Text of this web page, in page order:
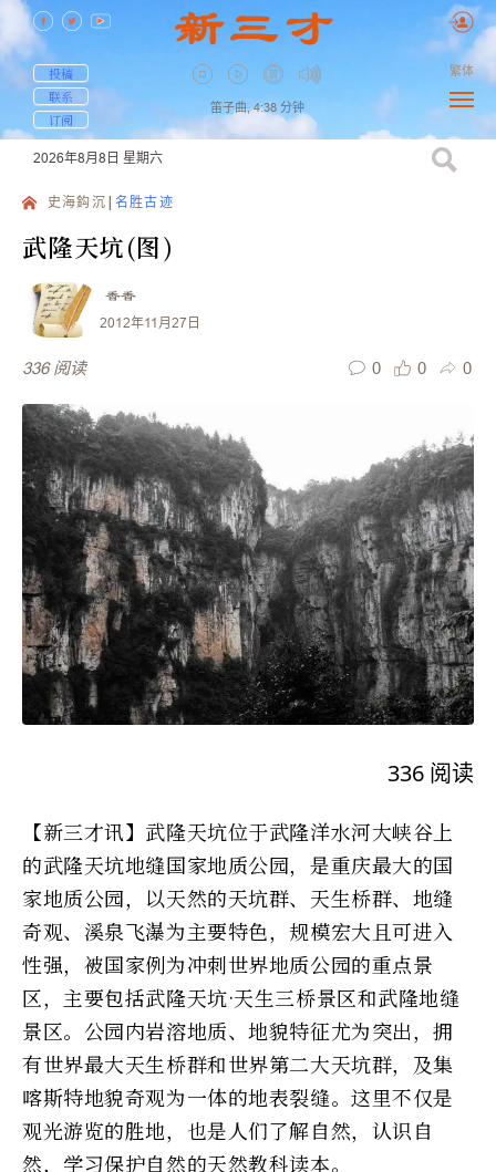
投稿
联系
订阅
笛子曲, 4:38 分钟
繁体
2026年8月8日 星期六
史海鈎沉 名胜古迹
武隆天坑(图)
香香
2012年11月27日
336 阅读 0 0 0
336 阅读
【新三才讯】武隆天坑位于武隆洋水河大峡谷上
的武隆天坑地缝国家地质公园，是重庆最大的国
家地质公园，以天然的天坑群、天生桥群、地缝
奇观、溪泉飞瀑为主要特色，规模宏大且可进入
性强，被国家例为冲刺世界地质公园的重点景
区，主要包括武隆天坑·天生三桥景区和武隆地缝
景区。公园内岩溶地质、地貌特征尤为突出，拥
有世界最大天生桥群和世界第二大天坑群，及集
喀斯特地貌奇观为一体的地表裂缝。这里不仅是
观光游览的胜地，也是人们了解自然，认识自
然，学习保护自然的天然教科读本。